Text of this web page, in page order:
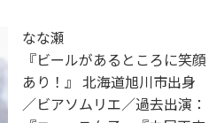
なな瀬
『ビールがあるところに笑顔
あり！』 北海道旭川市出身
／ビアソムリエ／過去出演：